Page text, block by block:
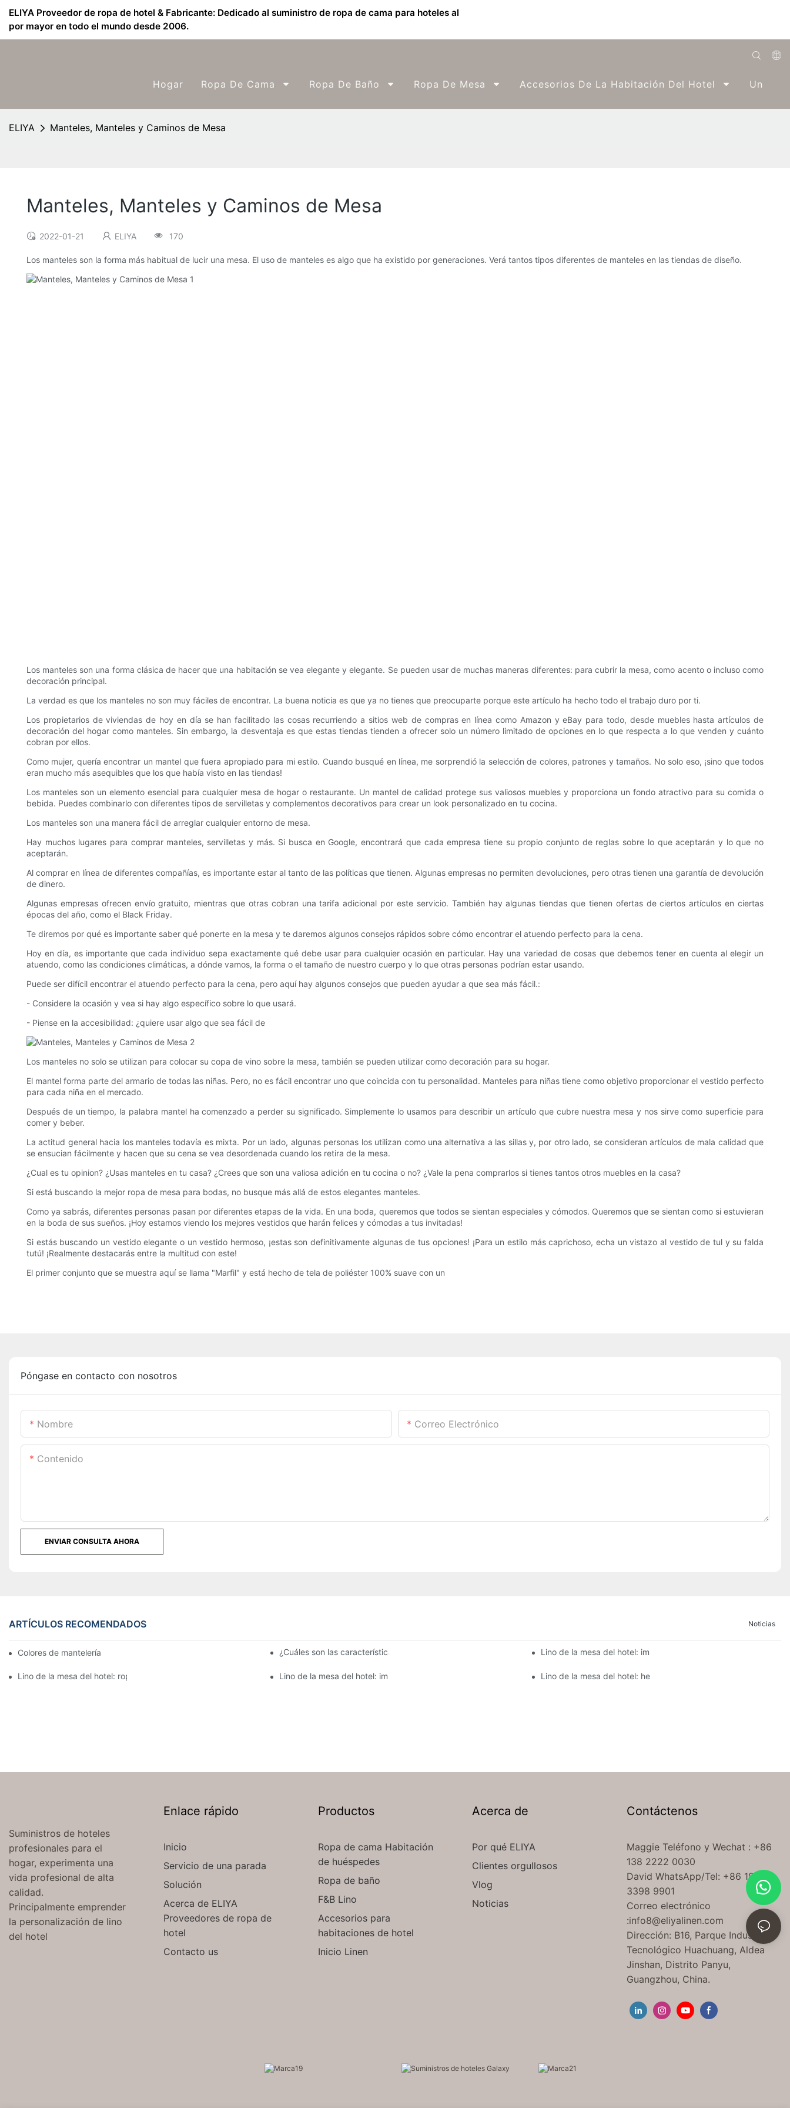
ELIYA Proveedor de ropa de hotel & Fabricante: Dedicado al suministro de ropa de cama para hoteles al
por mayor en todo el mundo desde 2006.
العربية
Hogar Ropa De Cama Ropa De Baño Ropa De Mesa Accesorios De La Habitación Del Hotel Una
ELIYA Manteles, Manteles y Caminos de Mesa
Manteles, Manteles y Caminos de Mesa
2022-01-21 ELIYA 170
Los manteles son la forma más habitual de lucir una mesa. El uso de manteles es algo que ha existido por generaciones. Verá tantos tipos diferentes de manteles en las tiendas de diseño.
Los manteles son una forma clásica de hacer que una habitación se vea elegante y elegante. Se pueden usar de muchas maneras diferentes: para cubrir la mesa, como acento o incluso como
decoración principal.
La verdad es que los manteles no son muy fáciles de encontrar. La buena noticia es que ya no tienes que preocuparte porque este artículo ha hecho todo el trabajo duro por ti.
Los propietarios de viviendas de hoy en día se han facilitado las cosas recurriendo a sitios web de compras en línea como Amazon y eBay para todo, desde muebles hasta artículos de
decoración del hogar como manteles. Sin embargo, la desventaja es que estas tiendas tienden a ofrecer solo un número limitado de opciones en lo que respecta a lo que venden y cuánto
cobran por ellos.
Como mujer, quería encontrar un mantel que fuera apropiado para mi estilo. Cuando busqué en línea, me sorprendió la selección de colores, patrones y tamaños. No solo eso, ¡sino que todos
eran mucho más asequibles que los que había visto en las tiendas!
Los manteles son un elemento esencial para cualquier mesa de hogar o restaurante. Un mantel de calidad protege sus valiosos muebles y proporciona un fondo atractivo para su comida o
bebida. Puedes combinarlo con diferentes tipos de servilletas y complementos decorativos para crear un look personalizado en tu cocina.
Los manteles son una manera fácil de arreglar cualquier entorno de mesa.
Hay muchos lugares para comprar manteles, servilletas y más. Si busca en Google, encontrará que cada empresa tiene su propio conjunto de reglas sobre lo que aceptarán y lo que no
aceptarán.
Al comprar en línea de diferentes compañías, es importante estar al tanto de las políticas que tienen. Algunas empresas no permiten devoluciones, pero otras tienen una garantía de devolución
de dinero.
Algunas empresas ofrecen envío gratuito, mientras que otras cobran una tarifa adicional por este servicio. También hay algunas tiendas que tienen ofertas de ciertos artículos en ciertas
épocas del año, como el Black Friday.
Te diremos por qué es importante saber qué ponerte en la mesa y te daremos algunos consejos rápidos sobre cómo encontrar el atuendo perfecto para la cena.
Hoy en día, es importante que cada individuo sepa exactamente qué debe usar para cualquier ocasión en particular. Hay una variedad de cosas que debemos tener en cuenta al elegir un
atuendo, como las condiciones climáticas, a dónde vamos, la forma o el tamaño de nuestro cuerpo y lo que otras personas podrían estar usando.
Puede ser difícil encontrar el atuendo perfecto para la cena, pero aquí hay algunos consejos que pueden ayudar a que sea más fácil.:
- Considere la ocasión y vea si hay algo específico sobre lo que usará.
- Piense en la accesibilidad: ¿quiere usar algo que sea fácil de
Los manteles no solo se utilizan para colocar su copa de vino sobre la mesa, también se pueden utilizar como decoración para su hogar.
El mantel forma parte del armario de todas las niñas. Pero, no es fácil encontrar uno que coincida con tu personalidad. Manteles para niñas tiene como objetivo proporcionar el vestido perfecto
para cada niña en el mercado.
Después de un tiempo, la palabra mantel ha comenzado a perder su significado. Simplemente lo usamos para describir un artículo que cubre nuestra mesa y nos sirve como superficie para
comer y beber.
La actitud general hacia los manteles todavía es mixta. Por un lado, algunas personas los utilizan como una alternativa a las sillas y, por otro lado, se consideran artículos de mala calidad que
se ensucian fácilmente y hacen que su cena se vea desordenada cuando los retira de la mesa.
¿Cual es tu opinion? ¿Usas manteles en tu casa? ¿Crees que son una valiosa adición en tu cocina o no? ¿Vale la pena comprarlos si tienes tantos otros muebles en la casa?
Si está buscando la mejor ropa de mesa para bodas, no busque más allá de estos elegantes manteles.
Como ya sabrás, diferentes personas pasan por diferentes etapas de la vida. En una boda, queremos que todos se sientan especiales y cómodos. Queremos que se sientan como si estuvieran
en la boda de sus sueños. ¡Hoy estamos viendo los mejores vestidos que harán felices y cómodas a tus invitadas!
Si estás buscando un vestido elegante o un vestido hermoso, ¡estas son definitivamente algunas de tus opciones! ¡Para un estilo más caprichoso, echa un vistazo al vestido de tul y su falda
tutú! ¡Realmente destacarás entre la multitud con este!
El primer conjunto que se muestra aquí se llama "Marfil" y está hecho de tela de poliéster 100% suave con un
Póngase en contacto con nosotros
Nombre Correo Electrónico
Contenido
ENVIAR CONSULTA AHORA
ARTÍCULOS RECOMENDADOS Noticias
Colores de mantelería para recepción nupcial ¿Cuáles son las características clave de la ropa de mesa del hotel para eventos de catering?Lino de la mesa del hotel: impresionante ropa de mesa para la
Lino de la mesa del hotel: ropa de mesa hermosa y elegante para hotelesLino de la mesa del hotel: impresionante ropa de mesa para el comedor de su hotelLino de la mesa del hotel: hermosa ropa de mesa para
Suministros de hoteles
profesionales para el
hogar, experimenta una
vida profesional de alta
calidad.
Principalmente emprender
la personalización de lino
del hotel
Enlace rápido
Inicio
Servicio de una parada
Solución
Acerca de ELIYA
Proveedores de ropa de
hotel
Contacto us
Productos
Ropa de cama Habitación
de huéspedes
Ropa de baño
F&B Lino
Accesorios para
habitaciones de hotel
Inicio Linen
Acerca de
Por qué ELIYA
Clientes orgullosos
Vlog
Noticias
Contáctenos
Maggie Teléfonoy Wechat : +86
138 2222 0030
David WhatsApp/Tel: +86 189
3398 9901
Correo electrónico
:info8@eliyalinen.com
Dirección: B16, Parque Industrial
Tecnológico Huachuang, Aldea
Jinshan, Distrito Panyu,
Guangzhou, China.